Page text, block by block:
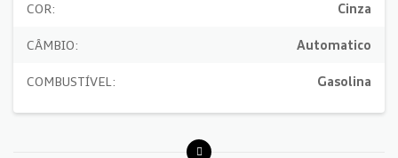
COR: Cinza
CÂMBIO: Automatico
COMBUSTÍVEL: Gasolina